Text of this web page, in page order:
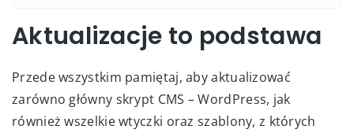
Aktualizacje to podstawa
Przede wszystkim pamiętaj, aby aktualizować
zarówno główny skrypt CMS – WordPress, jak
również wszelkie wtyczki oraz szablony, z których